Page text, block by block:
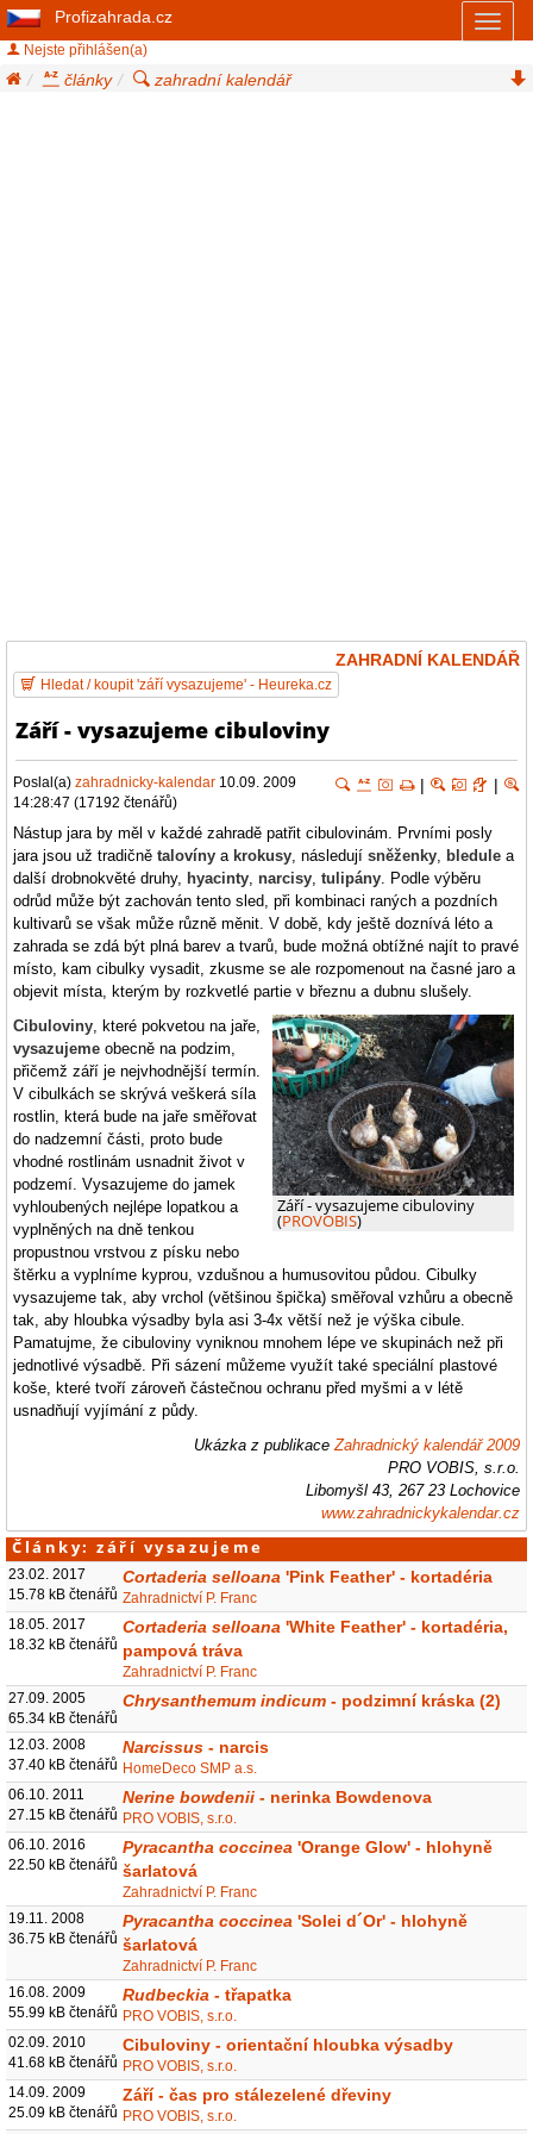
Profizahrada.cz
Nejste přihlášen(a)
články
zahradní kalendář
ZAHRADNÍ KALENDÁŘ
Hledat / koupit 'září vysazujeme' - Heureka.cz
Září - vysazujeme cibuloviny
| |
Poslal(a) zahradnicky-kalendar 10.09. 2009
14:28:47 (17192 čtenářů)
Nástup jara by měl v každé zahradě patřit cibulovinám. Prvními posly
jara jsou už tradičně talovíny a krokusy , následují sněženky bledule a
další drobnokvěté druhy, hyacinty narcisy tulipány . Podle výběru
odrůd může být zachován tento sled, při kombinaci raných a pozdních
kultivarů se však může různě měnit. V době, kdy ještě doznívá léto a
zahrada se zdá být plná barev a tvarů, bude možná obtížné najít to pravé
místo, kam cibulky vysadit, zkusme se ale rozpomenout na časné jaro a
objevit místa, kterým by rozkvetlé partie v březnu a dubnu slušely.
Září - vysazujeme cibuloviny
(PROVOBIS)
Cibuloviny , které pokvetou na jaře,
vysazujeme obecně na podzim,
přičemž září je nejvhodnější termín.
V cibulkách se skrývá veškerá síla
rostlin, která bude na jaře směřovat
do nadzemní části, proto bude
vhodné rostlinám usnadnit život v
podzemí. Vysazujeme do jamek
vyhloubených nejlépe lopatkou a
vyplněných na dně tenkou
propustnou vrstvou z písku nebo
štěrku a vyplníme kyprou, vzdušnou a humusovitou půdou. Cibulky
vysazujeme tak, aby vrchol (většinou špička) směřoval vzhůru a obecně
tak, aby hloubka výsadby byla asi 3-4x větší než je výška cibule.
Pamatujme, že cibuloviny vyniknou mnohem lépe ve skupinách než při
jednotlivé výsadbě. Při sázení můžeme využít také speciální plastové
koše, které tvoří zároveň částečnou ochranu před myšmi a v létě
usnadňují vyjímání z půdy.
Ukázka z publikace Zahradnický kalendář 2009
PRO VOBIS, s.r.o.
Libomyšl 43, 267 23 Lochovice
www.zahradnickykalendar.cz
Články: září vysazujeme
23.02. 2017
15.78 kB čtenářů
Cortaderia selloana 'Pink Feather' - kortadéria
Zahradnictví P. Franc
18.05. 2017
18.32 kB čtenářů
Cortaderia selloana 'White Feather' - kortadéria,
pampová tráva
Zahradnictví P. Franc
27.09. 2005
65.34 kB čtenářů
Chrysanthemum indicum - podzimní kráska (2)
12.03. 2008
37.40 kB čtenářů
Narcissus - narcis
HomeDeco SMP a.s.
06.10. 2011
27.15 kB čtenářů
Nerine bowdenii - nerinka Bowdenova
PRO VOBIS, s.r.o.
06.10. 2016
22.50 kB čtenářů
Pyracantha coccinea 'Orange Glow' - hlohyně
šarlatová
Zahradnictví P. Franc
19.11. 2008
36.75 kB čtenářů
Pyracantha coccinea 'Solei d´Or' - hlohyně
šarlatová
Zahradnictví P. Franc
16.08. 2009
55.99 kB čtenářů
Rudbeckia - třapatka
PRO VOBIS, s.r.o.
02.09. 2010
41.68 kB čtenářů
Cibuloviny - orientační hloubka výsadby
PRO VOBIS, s.r.o.
14.09. 2009
25.09 kB čtenářů
Září - čas pro stálezelené dřeviny
PRO VOBIS, s.r.o.